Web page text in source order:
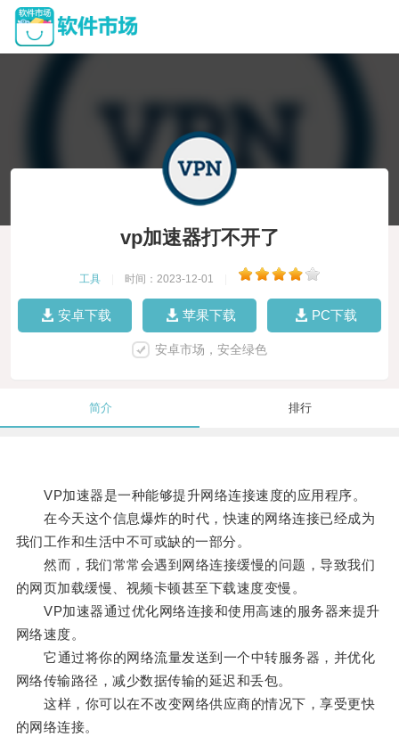
vp加速器打不开了
工具 时间：2023-12-01
安卓下载 苹果下载 PC下载
安卓市场，安全绿色
简介 排行
VP加速器是一种能够提升网络连接速度的应用程序。
在今天这个信息爆炸的时代，快速的网络连接已经成为
我们工作和生活中不可或缺的一部分。
然而，我们常常会遇到网络连接缓慢的问题，导致我们
的网页加载缓慢、视频卡顿甚至下载速度变慢。
VP加速器通过优化网络连接和使用高速的服务器来提升
网络速度。
它通过将你的网络流量发送到一个中转服务器，并优化
网络传输路径，减少数据传输的延迟和丢包。
这样，你可以在不改变网络供应商的情况下，享受更快
的网络连接。